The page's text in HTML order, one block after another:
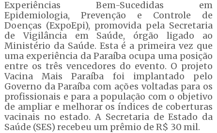
Experiências Bem-Sucedidas em
Epidemiologia, Prevenção e Controle de
Doenças (ExpoEpi), promovida pela Secretaria
de Vigilância em Saúde, órgão ligado ao
Ministério da Saúde. Esta é a primeira vez que
uma experiência da Paraíba ocupa uma posição
entre os três vencedores do evento. O projeto
Vacina Mais Paraíba foi implantado pelo
Governo da Paraíba com ações voltadas para os
profissionais e para a população com o objetivo
de ampliar e melhorar os índices de coberturas
vacinais no estado. A Secretaria de Estado da
Saúde (SES) recebeu um prêmio de R$ 30 mil.